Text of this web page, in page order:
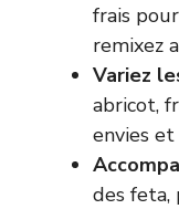
frais
remixez
Variez
abricot,
envies et
des feta,